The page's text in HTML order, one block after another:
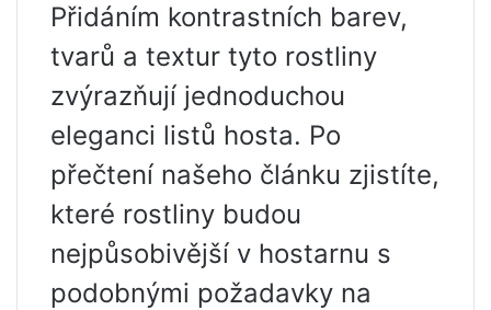
Přidáním kontrastních barev,
tvarů a textur tyto rostliny
zvýrazňují jednoduchou
eleganci listů hosta. Po
přečtení našeho článku zjistíte,
které rostliny budou
nejpůsobivější v hostarnu s
podobnými požadavky na